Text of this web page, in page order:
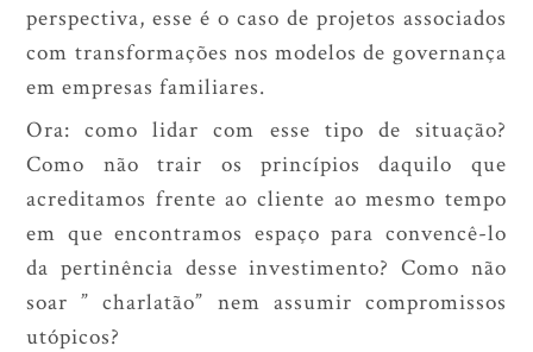
perspectiva, esse é o caso de projetos associados
com transformações nos modelos de governança
em empresas familiares.
Ora: como lidar com esse tipo de situação?
Como não trair os princípios daquilo que
acreditamos frente ao cliente ao mesmo tempo
em que encontramos espaço para convencê-lo
da pertinência desse investimento? Como não
soar ” charlatão” nem assumir compromissos
utópicos?